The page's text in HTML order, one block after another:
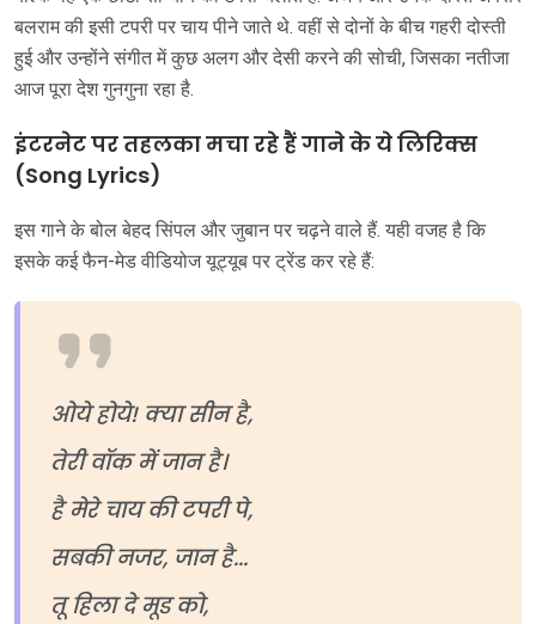
बलराम की इसी टपरी पर चाय पीने जाते थे. वहीं से दोनों के बीच गहरी दोस्ती
हुई और उन्होंने संगीत में कुछ अलग और देसी करने की सोची, जिसका नतीजा
आज पूरा देश गुनगुना रहा है.
इंटरनेट पर तहलका मचा रहे हैं गाने के ये लिरिक्स
(Song Lyrics)
इस गाने के बोल बेहद सिंपल और जुबान पर चढ़ने वाले हैं. यही वजह है कि
इसके कई फैन-मेड वीडियोज यूट्यूब पर ट्रेंड कर रहे हैं:
ओये होये! क्या सीन है,
तेरी वॉक में जान है।
है मेरे चाय की टपरी पे,
सबकी नजर, जान है...
तू हिला दे मूड को,